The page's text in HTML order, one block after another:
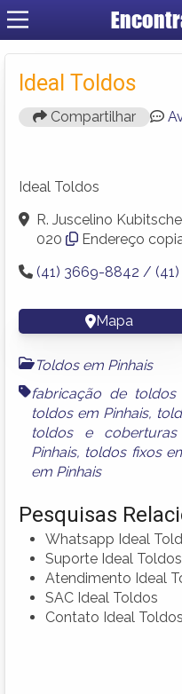
Ideal Toldos
Compartilhar
Ideal Toldos
R. Juscelino
020
Endereço
(41) 3669-8842 /
Mapa
Toldos em Pinhais
fabricação de toldos
toldos em Pinhais,
toldos e coberturas
Pinhais, toldos fixos
em Pinhais
Pesquisas
Whatsapp Ideal
Suporte Ideal Toldos
Atendimento Ideal
SAC Ideal Toldos
Contato Ideal Toldos